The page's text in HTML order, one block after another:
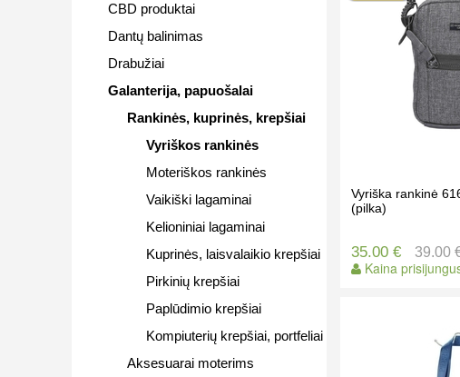
CBD produktai
Dantų balinimas
Drabužiai
Galanterija, papuošalai
Rankinės, kuprinės, krepšiai
Vyriškos rankinės
Moteriškos rankinės
Vaikiški lagaminai
Kelioniniai lagaminai
Kuprinės, laisvalaikio krepšiai
Pirkinių krepšiai
Paplūdimio krepšiai
Kompiuterių krepšiai, portfeliai
Aksesuarai moterims
Vyriška rankinė
(pilka)
35.00 €
Kaina
39.00